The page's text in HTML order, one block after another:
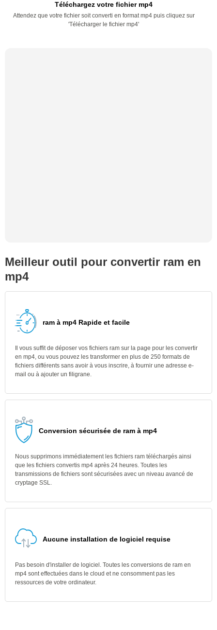
Téléchargez votre fichier mp4
Attendez que votre fichier soit converti en format mp4 puis cliquez sur
'Télécharger le fichier mp4'
Meilleur outil pour convertir ram en
mp4
ram à mp4 Rapide et facile
Il vous suffit de déposer vos fichiers ram sur la page pour les convertir
en mp4, ou vous pouvez les transformer en plus de 250 formats de
fichiers différents sans avoir à vous inscrire, à fournir une adresse e-
mail ou à ajouter un filigrane.
Conversion sécurisée de ram à mp4
Nous supprimons immédiatement les fichiers ram téléchargés ainsi
que les fichiers convertis mp4 après 24 heures. Toutes les
transmissions de fichiers sont sécurisées avec un niveau avancé de
cryptage SSL.
Aucune installation de logiciel requise
Pas besoin d'installer de logiciel. Toutes les conversions de ram en
mp4 sont effectuées dans le cloud et ne consomment pas les
ressources de votre ordinateur.